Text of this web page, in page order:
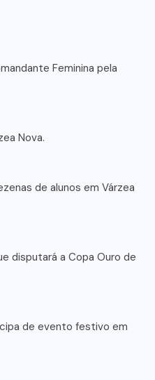
Feminina pela
Nova.
de alunos em Várzea
disputará a Copa Ouro de
de evento festivo em